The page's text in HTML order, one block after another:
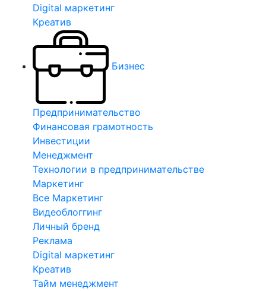
Digital маркетинг
Креатив
Бизнес
Предпринимательство
Финансовая грамотность
Инвестиции
Менеджмент
Технологии в предпринимательстве
Маркетинг
Все Маркетинг
Видеоблоггинг
Личный бренд
Реклама
Digital маркетинг
Креатив
Тайм менеджмент